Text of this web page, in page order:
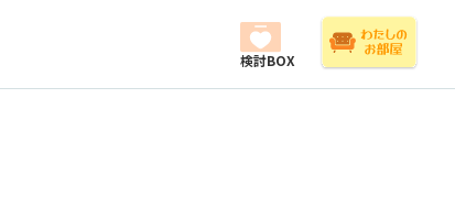
検討BOX